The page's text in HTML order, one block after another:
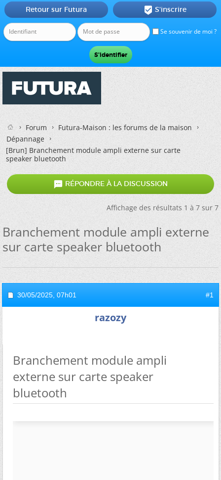
Se souvenir de moi ?
Retour sur Futura  S'inscrire
Forum
Futura-Maison : les forums de la maison
Dépannage
[Brun]Branchement module ampli externe sur carte
speaker bluetooth
 RÉPONDRE À LA DISCUSSION
Affichage des résultats 1 à 7 sur 7
Branchement module ampli externe
sur carte speaker bluetooth
30/05/2025, 07h01 #1
razozy
Branchement module ampli
externe sur carte speaker
bluetooth